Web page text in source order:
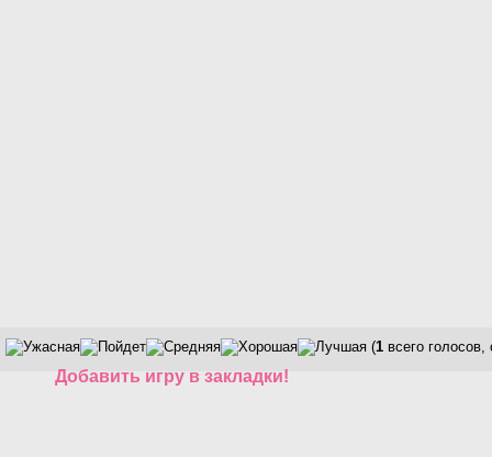
(1 всего
Добавить игру в закладки!